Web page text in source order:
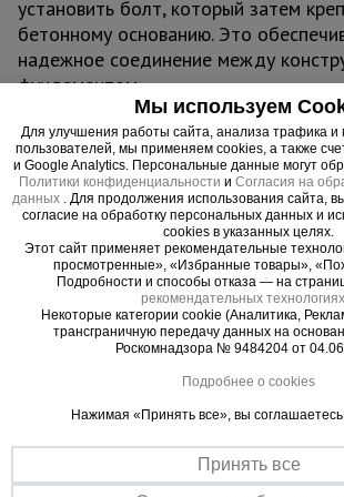
установить болт, который затем
бетонному основанию. Это
надежное соединение между
фундаментом.
Размеры плит могут варьироваться в
от нагрузки, которую они должны
от размеров болтов, которые будут
использоваться. Данная модель
150х150 мм.
Анкерные плиты используются при
объектов, требующих усиления
разрушения. Это могут быть опоры
мосты и другие сооружения. Они
эксплуатироваться в сложных
Температурный режим
-50 градусов Цельсия. Обладают
прочностью на сжатие и имеют
Мы используем
Для улучшения работы сайта, анализа трафика
пользователей, мы применяем cookies, а также
и Google Analytics. Персональные данные могут
Политики конфиденциальности и Согласия на
данных
. Для продолжения использования сайта,
согласие на обработку персональных данных и
cookies в указанных целях.
Этот сайт применяет рекомендательные
просмотренные», «Избранные товары»,
Подробности и способы отказа — на
рекомендательных
Некоторые категории cookie (Аналитика,
трансграничную передачу данных на
Роскомнадзора № 9484204 от
Подробнее о cookies
Нажимая «Принять все», вы соглашаетесь
Принять все